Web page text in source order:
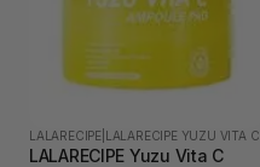
LALARECIPE LALARECIPE YUZU VITA C
LALARECIPE Yuzu Vita C